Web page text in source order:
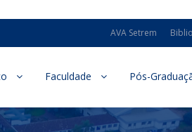
AVA Setrem
Faculdade Pós-